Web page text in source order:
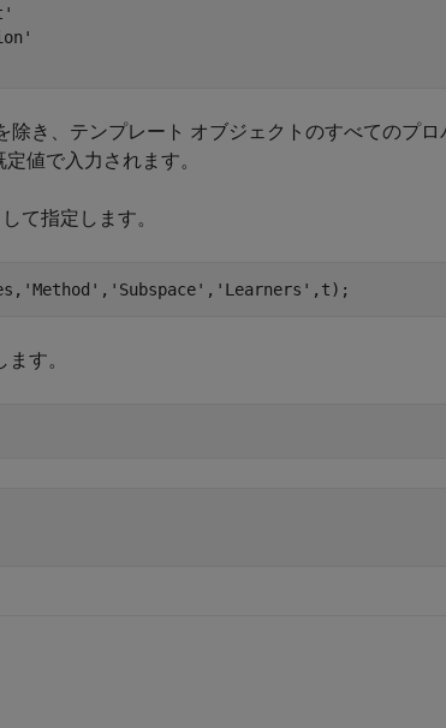
除き、テンプレート オブジェクトのすべてのプ
値で入力されます。
て指定します。
'Method' , 'Subspace' , 'Learners' ,t);
す。